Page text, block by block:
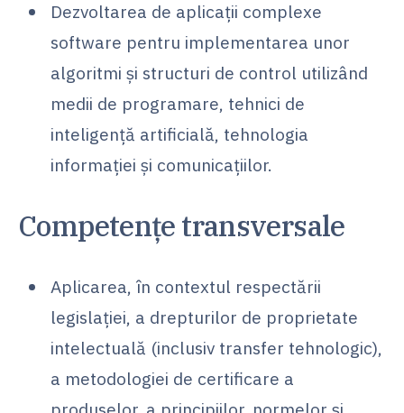
Dezvoltarea de aplicaţii complexe
software pentru implementarea unor
algoritmi şi structuri de control utilizând
medii de programare, tehnici de
inteligență artificială, tehnologia
informației și comunicațiilor.
Competențe transversale
Aplicarea, în contextul respectării
legislaţiei, a drepturilor de proprietate
intelectuală (inclusiv transfer tehnologic),
a metodologiei de certificare a